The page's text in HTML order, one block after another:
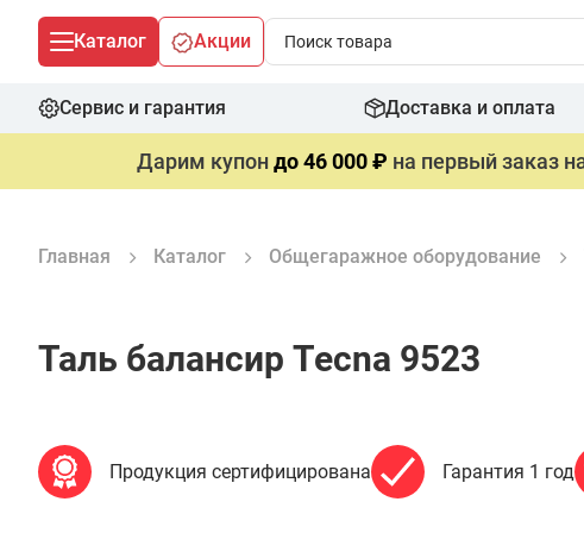
Каталог Акции
Сервис и гарантия Доставка и оплата
Дарим купондо 46 000 ₽ на первый заказ
Главная Каталог Общегаражное оборудование
Таль балансир Tecna 9523
Продукция сертифицирована Гарантия 1 год